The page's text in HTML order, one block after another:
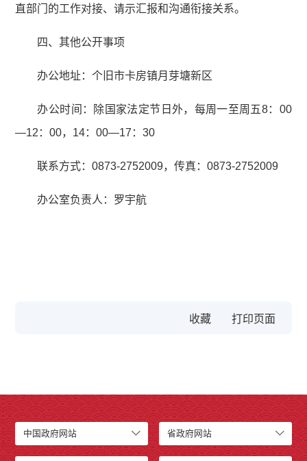
直部门的工作对接、请示汇报和沟通衔接关系。
四、其他公开事项
办公地址：个旧市卡房镇月芽塘新区
办公时间：除国家法定节日外，每周一至周五8：00
—12：00，14：00—17：30
联系方式：0873-2752009，传真：0873-2752009
办公室负责人：罗宇航
收藏
中国政府网站 省政府网站